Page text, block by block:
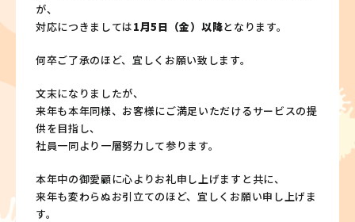
が、
対応につきましては1月5日（金）以降となります。
何卒ご了承のほど、宜しくお願い致します。
文末になりましたが、
来年も本年同様、お客様にご満足いただけるサービスの提
供を目指し、
社員一同より一層努力して参ります。
本年中の御愛顧に心よりお礼申し上げますと共に、
来年も変わらぬお引立てのほど、宜しくお願い申し上げま
す。